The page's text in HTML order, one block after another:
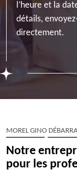
l’heure et la
détails,
directement.
MOREL GINO
Notre
pour les